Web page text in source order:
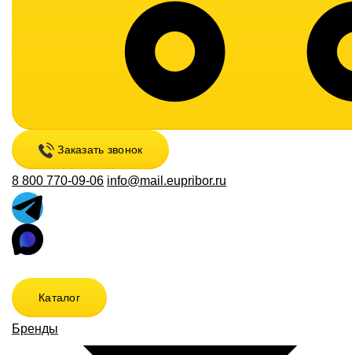
Заказать звонок
8 800 770-09-06 info@mail.eupribor.ru
Каталог
Бренды